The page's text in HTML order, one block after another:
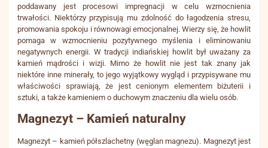
poddawany jest procesowi impregnacji w celu wzmocnienia
trwałości. Niektórzy przypisują mu zdolność do łagodzenia stresu,
promowania spokoju i równowagi emocjonalnej. Wierzy się, że howlit
pomaga w wzmocnieniu pozytywnego myślenia i eliminowaniu
negatywnych energii. W tradycji indiańskiej howlit był uważany za
kamień mądrości i wizji. Mimo że howlit nie jest tak znany jak
niektóre inne minerały, to jego wyjątkowy wygląd i przypisywane mu
właściwości sprawiają, że jest cenionym elementem biżuterii i
sztuki, a także kamieniem o duchowym znaczeniu dla wielu osób.
Magnezyt – Kamień naturalny
Magnezyt – kamień półszlachetny (węglan magnezu). Magnezyt jest